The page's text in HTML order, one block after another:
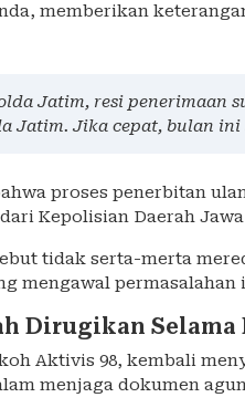
memberikan
Jatim, resi penerimaan
Jatim. Jika cepat, bulan
proses penerbitan
Kepolisian Daerah
tidak serta-merta
mengawal permasalahan
Dirugikan Selama
Aktivis 98, kembali
menjaga dokumen